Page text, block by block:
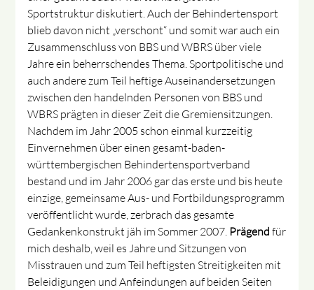
Sportstruktur diskutiert. Auch der Behindertensport
blieb davon nicht „verschont“ und somit war auch ein
Zusammenschluss von BBS und WBRS über viele
Jahre ein beherrschendes Thema. Sportpolitische und
auch andere zum Teil heftige Auseinandersetzungen
zwischen den handelnden Personen von BBS und
WBRS prägten in dieser Zeit die Gremiensitzungen.
Nachdem im Jahr 2005 schon einmal kurzzeitig
Einvernehmen über einen gesamt-baden-
württembergischen Behindertensportverband
bestand und im Jahr 2006 gar das erste und bis heute
einzige, gemeinsame Aus- und Fortbildungsprogramm
veröffentlicht wurde, zerbrach das gesamte
Gedankenkonstrukt jäh im Sommer 2007. Prägendfür
mich deshalb, weil es Jahre und Sitzungen von
Misstrauen und zum Teil heftigsten Streitigkeiten mit
Beleidigungen und Anfeindungen auf beiden Seiten